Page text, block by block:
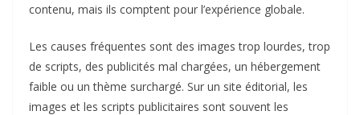
contenu, mais ils comptent pour l’expérience globale.
Les causes fréquentes sont des images trop lourdes, trop
de scripts, des publicités mal chargées, un hébergement
faible ou un thème surchargé. Sur un site éditorial, les
images et les scripts publicitaires sont souvent les